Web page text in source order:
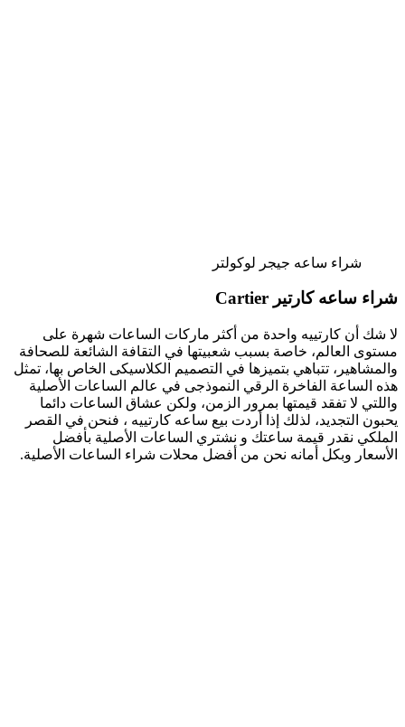
شراء ساعه جيجر لوكولتر
شراء ساعه كارتير Cartier
لا شك أن كارتييه واحدة من أكثر ماركات الساعات شهرة على
مستوى العالم، خاصة بسبب شعبيتها في التقافة الشائعة للصحافة
والمشاهير، تتباهي بتميزها في التصميم الكلاسيكى الخاص بها، تمثل
هذه الساعة الفاخرة الرقي النموذجى في عالم الساعات الأصلية
واللتي لا تفقد قيمتها بمرور الزمن، ولكن عشاق الساعات دائما
يحبون التجديد، لذلك إذا أردت بيع ساعه كارتييه ، فنحن في القصر
الملكي نقدر قيمة ساعتك و نشتري الساعات الأصلية بأفضل
الأسعار وبكل أمانه نحن من أفضل محلات شراء الساعات الأصلية.